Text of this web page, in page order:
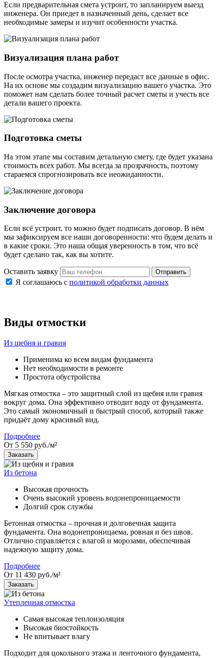
Если предварительная смета устроит, то запланируем выезд
инженера. Он приедет в назначенный день, сделает все
необходимые замеры и изучит особенности участка.
Визуализация плана работ
После осмотра участка, инженер передаст все данные в офис.
На их основе мы создадим визуализацию вашего участка. Это
поможет нам сделать более точный расчет сметы и учесть все
детали вашего проекта.
Подготовка сметы
На этом этапе мы составим детальную смету, где будет указана
стоимость всех работ. Мы всегда за прозрачность, поэтому
стараемся спрогнозировать все неожиданности.
Заключение договора
Если всё устроит, то можно будет подписать договор. В нём
мы зафиксируем все наши договоренности: что будем делать и
в какие сроки. Это наша общая уверенность в том, что всё
будет сделано так, как вы хотите.
Оставить заявку Отправить
Я соглашаюсь с политикой обработки данных
Виды отмостки
Из щебня и гравия
Применима ко всем видам фундамента
Нет необходимости в ремонте
Простота обустройства
Мягкая отмостка – это защитный слой из щебня или гравия
вокруг дома. Она эффективно отводит воду от фундамента.
Это самый экономичный и быстрый способ, который также
придаёт дому красивый вид.
Подробнее
От 5 550 руб./м²
Заказать
Из бетона
Высокая прочность
Очень высокий уровень водонепроницаемости
Долгий срок службы
Бетонная отмостка – прочная и долговечная защита
фундамента. Она водонепроницаема, ровная и без швов.
Отлично справляется с влагой и морозами, обеспечивая
надежную защиту дома.
Подробнее
От 11 430 руб./м²
Заказать
Утепленная отмостка
Самая высокая теплоизоляция
Высокая биостойкость
Не впитывает влагу
Подходит для цокольного этажа и ленточного фундамента,